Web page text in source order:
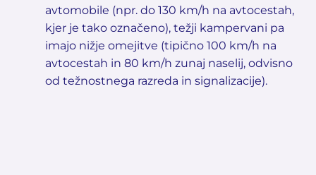
avtomobile (npr. do 130 km/h na avtocestah,
kjer je tako označeno), težji kampervani pa
imajo nižje omejitve (tipično 100 km/h na
avtocestah in 80 km/h zunaj naselij, odvisno
od težnostnega razreda in signalizacije).